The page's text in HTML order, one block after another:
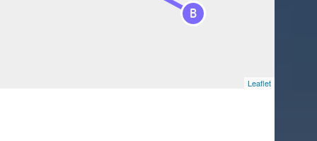
B
Leaflet